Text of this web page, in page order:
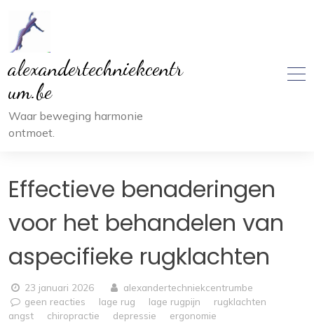
inhoud
alexandertechniekcentr
um.be
Waar beweging harmonie
ontmoet.
Effectieve benaderingen
voor het behandelen van
aspecifieke rugklachten
23 januari 2026
alexandertechniekcentrumbe
geen reacties
lage rug lage rugpijn
rugklachten
angst
chiropractie depressie
ergonomie